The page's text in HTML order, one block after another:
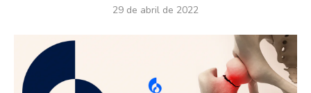
29 de abril de 2022